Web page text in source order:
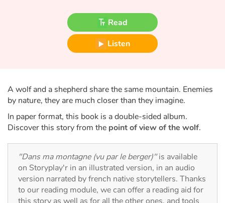
Ogres, monsters and witches
The animals
Travel, epic, investigation, adventure
Around the world
Learning
Read
Listen
A wolf and a shepherd share the same mountain. Enemies
by nature, they are much closer than they imagine.
In paper format, this book is a double-sided album.
Discover this story from the point of view of the wolf.
"Dans ma montagne (vu par le berger)"is available
on Storyplay'r in an illustrated version, in an audio
version narrated by french native storytellers. Thanks
to our reading module, we can offer a reading aid for